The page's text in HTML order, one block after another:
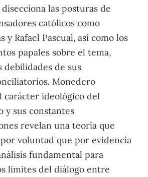
las posturas de
católicos como
y Rafael Pascual, así como los
papales sobre el tema,
debilidades de sus
Monedero
carácter ideológico del
y sus constantes
revelan una teoría que
voluntad que por evidencia
fundamental para
límites del diálogo entre